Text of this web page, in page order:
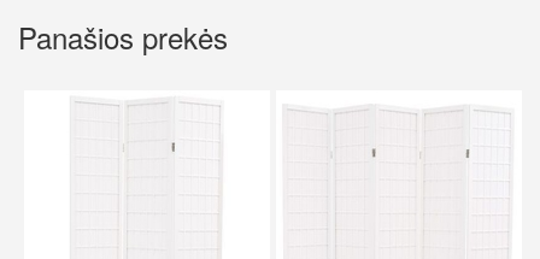
Panašios prekės